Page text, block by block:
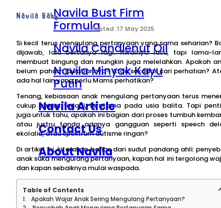
Navila Bust Firm
Formula
Navila Candlenut Oil
Navila Minyak Kayu
Putih
Navila Article
Contact Us
About Navila
Navila Baby
17 May 2025
Si kecil terus mengulang pertanyaan yang sama seharian?
dijawab, lalu bertanya lagi. Awalnya lucu, tapi lama-
membuat bingung dan mungkin juga melelahkan. Apakah
belum paham jawabannya? Atau sekadar cari perhatian?
ada hal lain yang perlu Mams perhatikan?
Tenang, kebiasaan anak mengulang pertanyaan terus
cukup umum terjadi, terutama pada usia balita. Tapi
juga untuk tahu, apakah ini bagian dari proses tumbuh
atau justru tanda adanya gangguan seperti speech
ekolalia, atau spektrum autisme ringan?
Di artikel ini, kita akan bahas dari sudut pandang ahli:
anak suka mengulang pertanyaan, kapan hal ini tergolong
dan kapan sebaiknya mulai waspada.
Table of Contents
Apakah Wajar Anak Sering Mengulang Pertanyaan?